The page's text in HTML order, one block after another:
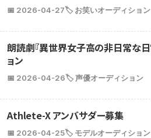
📅 2026-04-27🏷️ お笑いオーディション
朗読劇『異世界女子高の非日常な日
ョン
📅 2026-04-26🏷️ 声優オーディション
Athlete-X アンバサダー募集
📅 2026-04-25🏷️ モデルオーディション